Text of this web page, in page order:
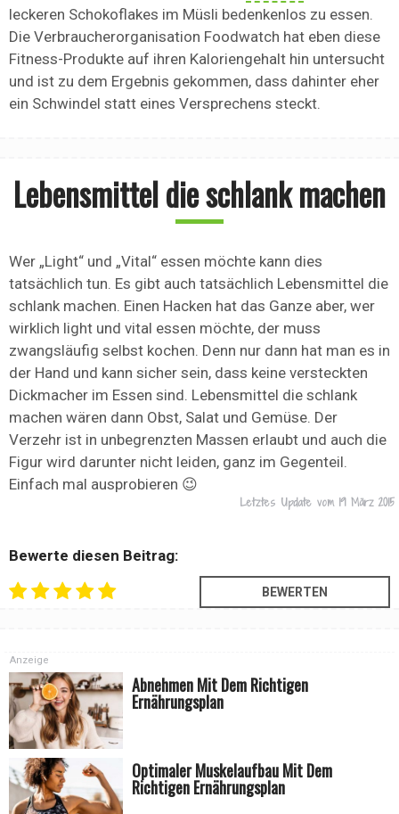
leckeren Schokoflakes im Müsli bedenkenlos zu essen.
Die Verbraucherorganisation Foodwatch hat eben diese
Fitness-Produkte auf ihren Kaloriengehalt hin untersucht
und ist zu dem Ergebnis gekommen, dass dahinter eher
ein Schwindel statt eines Versprechens steckt.
Lebensmittel die schlank machen
Wer „Light“ und „Vital“ essen möchte kann dies
tatsächlich tun. Es gibt auch tatsächlich Lebensmittel die
schlank machen. Einen Hacken hat das Ganze aber, wer
wirklich light und vital essen möchte, der muss
zwangsläufig selbst kochen. Denn nur dann hat man es in
der Hand und kann sicher sein, dass keine versteckten
Dickmacher im Essen sind. Lebensmittel die schlank
machen wären dann Obst, Salat und Gemüse. Der
Verzehr ist in unbegrenzten Massen erlaubt und auch die
Figur wird darunter nicht leiden, ganz im Gegenteil.
Einfach mal ausprobieren 😉
Letztes Update vom 19 März 2015
Bewerte diesen Beitrag:
Abnehmen Mit Dem Richtigen
Ernährungsplan
Optimaler Muskelaufbau Mit Dem
Richtigen Ernährungsplan
Anzeige